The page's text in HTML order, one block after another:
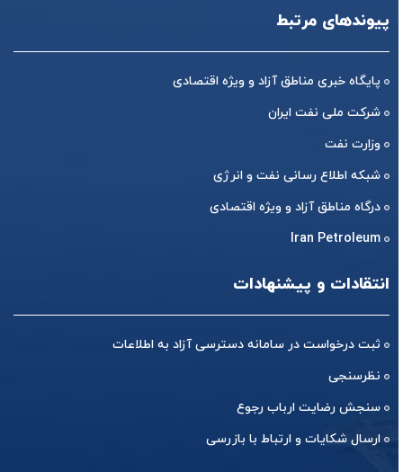
پیوندهای مرتبط
پایگاه خبری مناطق آزاد و ویژه اقتصادی
شرکت ملی نفت ایران
وزارت نفت
شبکه اطلاع رسانی نفت و انرژی
درگاه مناطق آزاد و ویژه اقتصادی
Iran Petroleum
انتقادات و پیشنهادات
ثبت درخواست در سامانه دسترسی آزاد به اطلاعات
نظرسنجی
سنجش رضایت ارباب رجوع
ارسال شکایات و ارتباط با بازرسی